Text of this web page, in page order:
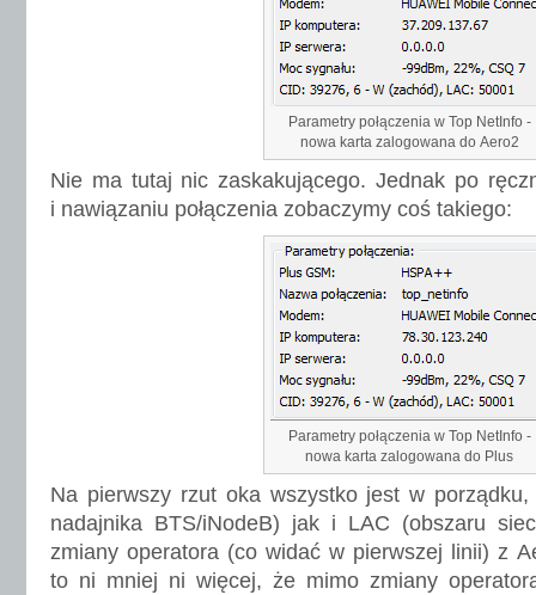
Parametry połączenia w Top NetInfo -
nowa karta zalogowana do Aero2
Nie ma tutaj nic zaskakującego. Jednak po
i nawiązaniu połączenia zobaczymy coś takiego:
Parametry połączenia w Top NetInfo -
nowa karta zalogowana do Plus
Na pierwszy rzut oka wszystko jest w
nadajnika BTS/iNodeB) jak i LAC (obszaru
zmiany operatora (co widać w pierwszej linii) z
to ni mniej ni więcej, że mimo zmiany